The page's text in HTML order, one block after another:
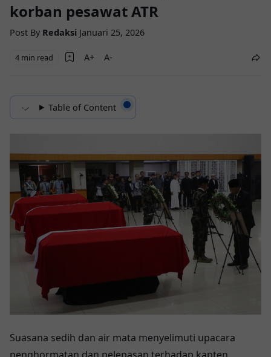
korban pesawat ATR
Post By Redaksi Januari 25, 2026
4 min read
Table of Content
Suasana sedih dan air mata menyelimuti upacara